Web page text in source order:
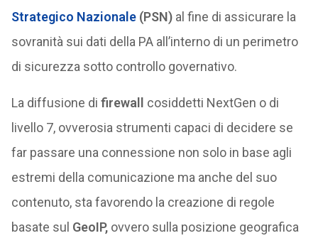
Strategico Nazionale(PSN)al fine di assicurare la
sovranità sui dati della PA all’interno di un perimetro
di sicurezza sotto controllo governativo.
La diffusione di firewall cosiddetti NextGen o di
livello 7, ovverosia strumenti capaci di decidere se
far passare una connessione non solo in base agli
estremi della comunicazione ma anche del suo
contenuto, sta favorendo la creazione di regole
basate sul GeoIP,ovvero sulla posizione geografica